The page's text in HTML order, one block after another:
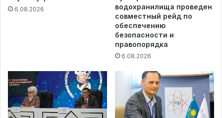
6.08.2026
водохранилища проведен
совместный рейд по
обеспечению
безопасности и
правопорядка
6.08.2026